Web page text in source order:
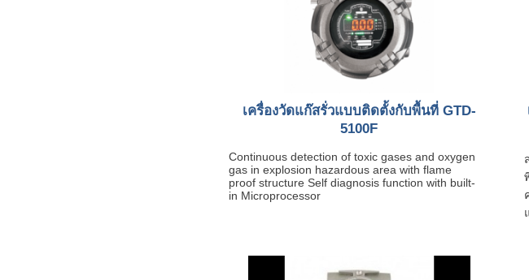
เครื่องวัดแก๊สรั่วแบบติดตั้งกับพื้นที่ GTD-
5100F
Continuous detection of toxic gases and oxygen
gas in explosion hazardous area with flame
proof structure Self diagnosis function with built-
in Microprocessor